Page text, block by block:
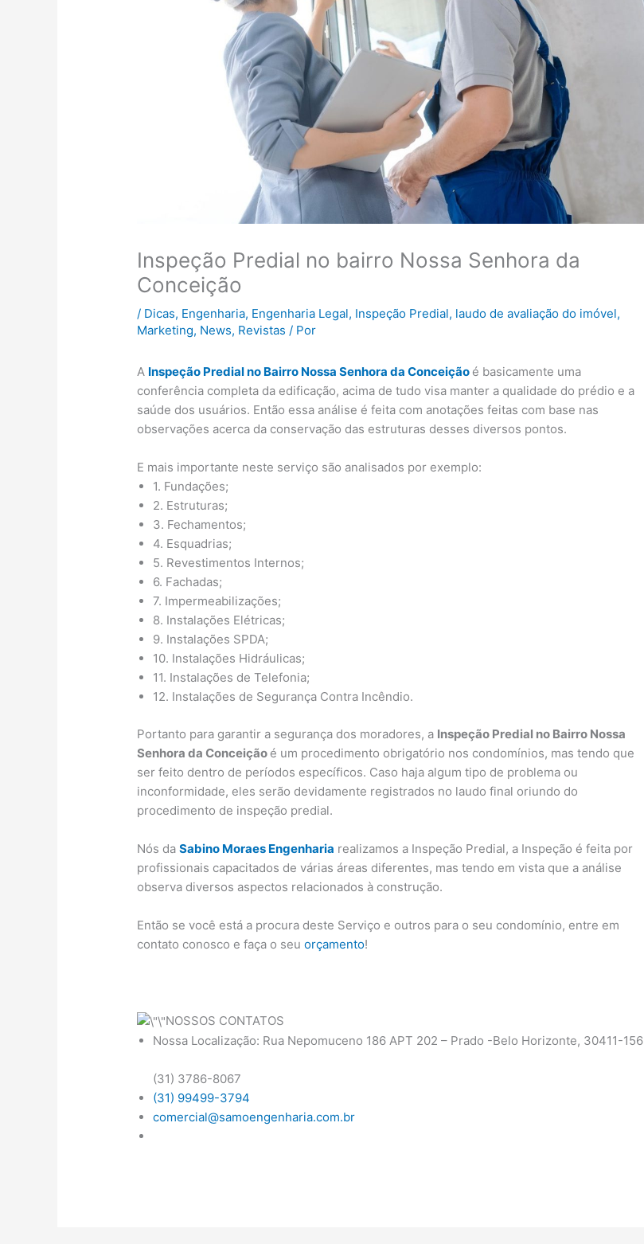
Inspeção Predial no bairro Nossa Senhora da
Conceição
/ Dicas, Engenharia, Engenharia Legal, Inspeção Predial, laudo de avaliação do imóvel,
Marketing, News, Revistas / Por
A Inspeção Predial no Bairro Nossa Senhora da Conceição é basicamente uma
conferência completa da edificação, acima de tudo visa manter a qualidade do prédio e a
saúde dos usuários. Então essa análise é feita com anotações feitas com base nas
observações acerca da conservação das estruturas desses diversos pontos.
E mais importante neste serviço são analisados por exemplo:
1. Fundações;
2. Estruturas;
3. Fechamentos;
4. Esquadrias;
5. Revestimentos Internos;
6. Fachadas;
7. Impermeabilizações;
8. Instalações Elétricas;
9. Instalações SPDA;
10. Instalações Hidráulicas;
11. Instalações de Telefonia;
12. Instalações de Segurança Contra Incêndio.
Portanto para garantir a segurança dos moradores, a Inspeção Predial no Bairro Nossa
Senhora da Conceição é um procedimento obrigatório nos condomínios, mas tendo que
ser feito dentro de períodos específicos. Caso haja algum tipo de problema ou
inconformidade, eles serão devidamente registrados no laudo final oriundo do
procedimento de inspeção predial.
Nós daSabino Moraes Engenharia realizamos a Inspeção Predial, a Inspeção é feita por
profissionais capacitados de várias áreas diferentes, mas tendo em vista que a análise
observa diversos aspectos relacionados à construção.
Então se você está a procura deste Serviço e outros para o seu condomínio, entre em
contato conosco e faça o seuorçamento!
NOSSOS CONTATOS
Nossa Localização: Rua Nepomuceno 186 APT 202 – Prado -Belo Horizonte, 30411-156
(31) 3786-8067
(31) 99499-3794
comercial@samoengenharia.com.br